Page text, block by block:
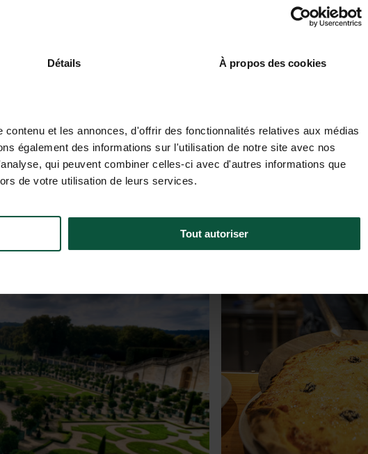
Détails À propos des cookies
et les annonces, d'offrir des fonctionnalités relatives aux médias
également des informations sur l'utilisation de notre site avec nos
qui peuvent combiner celles-ci avec d'autres informations que
de votre utilisation de leurs services.
Tout autoriser
Tarifs & dispos
Tous les
serein